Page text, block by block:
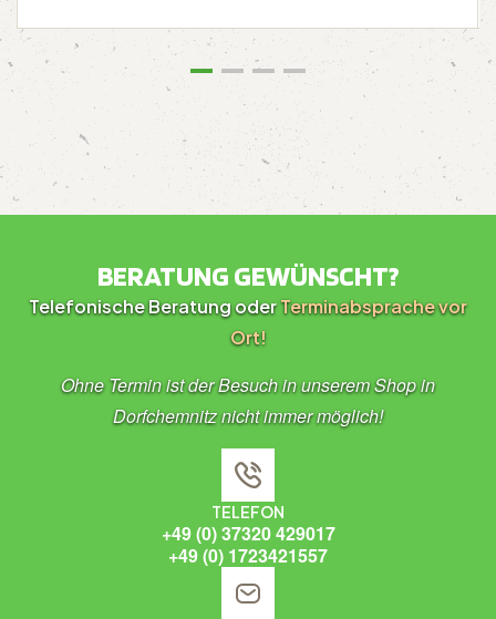
BERATUNG GEWÜNSCHT?
Telefonische Beratung oderTerminabsprache vor
Ort!
Ohne Termin ist der Besuch in unserem Shop in
Dorfchemnitz nicht immer möglich!
TELEFON
+49 (0) 37320 429017
+49 (0) 1723421557